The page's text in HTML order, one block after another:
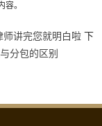
。
师讲完您就明白啦下
分包的区别